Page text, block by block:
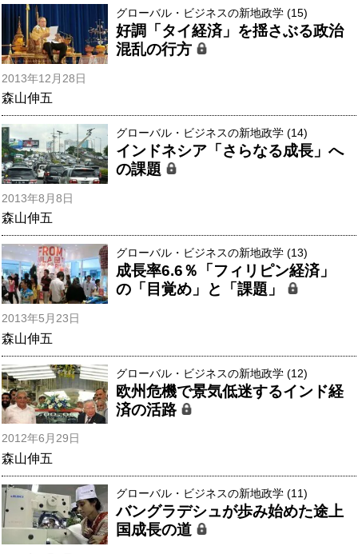
グローバル・ビジネスの新地政学 (15)
好調「タイ経済」を揺さぶる政治
混乱の行方
2013年12月28日
森山伸五
グローバル・ビジネスの新地政学 (14)
インドネシア「さらなる成長」へ
の課題
2013年8月8日
森山伸五
グローバル・ビジネスの新地政学 (13)
成長率6.6％「フィリピン経済」
の「目覚め」と「課題」
2013年5月23日
森山伸五
グローバル・ビジネスの新地政学 (12)
欧州危機で景気低迷するインド経
済の活路
2012年6月29日
森山伸五
グローバル・ビジネスの新地政学 (11)
バングラデシュが歩み始めた途上
国成長の道